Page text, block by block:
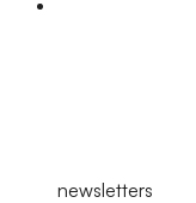
newsletters